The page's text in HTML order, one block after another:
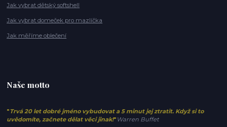
Jak vybrat dětský softshell
Jak vybrat domeček pro mazlíčka
Jak měříme oblečení
Naše motto
" Trvá 20 let dobré jméno vybudovat a 5 minut jej ztratit. Když si to
uvědomíte, začnete dělat věci jinak!" Warren Buffet